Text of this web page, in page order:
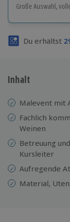
Große Auswahl,
Volle
3 Jahre gültig &
Du erhältst
Inhalt
Malevent mit
Fachlich
Weinen
Betreuung
Kursleiter
Aufregende
Material,